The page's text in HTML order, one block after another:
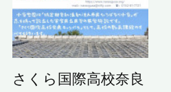
さくら国際高校奈良